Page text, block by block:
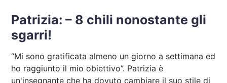
Patrizia: – 8 chili nonostante gli
sgarri!
“Mi sono gratificata almeno un giorno a settimana ed
ho raggiunto il mio obiettivo”. Patrizia è
un'insegnante che ha dovuto cambiare il suo stile di